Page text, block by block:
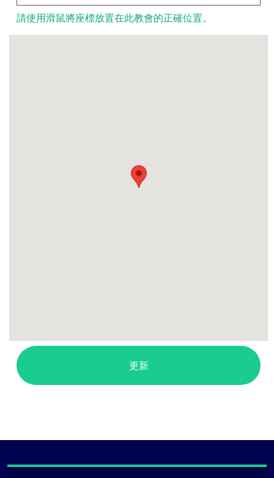
請使用滑鼠將座標放置在此教會的正確位置。